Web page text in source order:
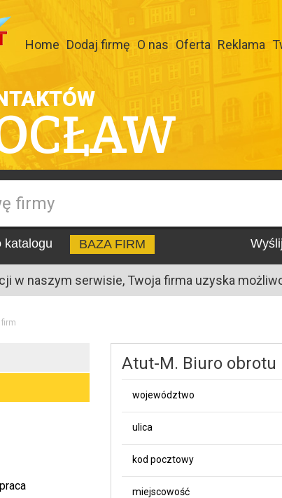
Home Dodaj firmę O nas Oferta Reklama
katalogu BAZA FIRM
w naszym serwisie, Twoja firma uzyska
Atut-M. Biuro
województwo
ulica
kod pocztowy
miejscowość